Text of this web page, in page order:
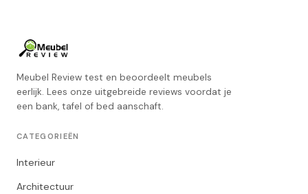
Meubel Review test en beoordeelt meubels
eerlijk. Lees onze uitgebreide reviews voordat je
een bank, tafel of bed aanschaft.
CATEGORIEËN
Interieur
Architectuur